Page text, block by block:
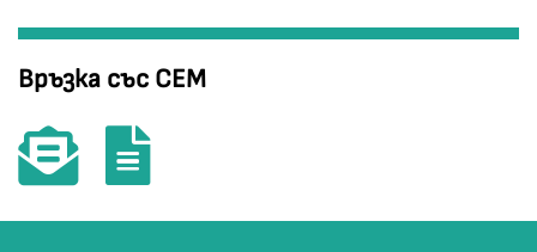
Връзка със СЕМ